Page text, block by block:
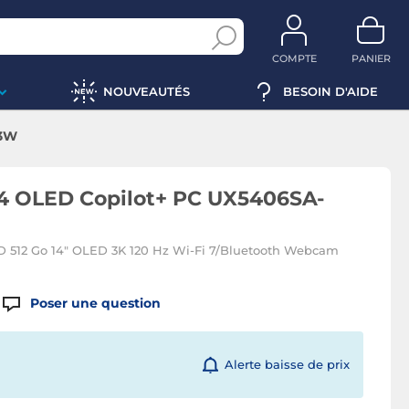
COMPTE PANIER
NOUVEAUTÉS BESOIN D'AIDE
OLED Copilot+ PC UX5406SA-
512 Go 14" OLED 3K 120 Hz Wi-Fi 7/Bluetooth Webcam
Poser une question
Alerte baisse de prix